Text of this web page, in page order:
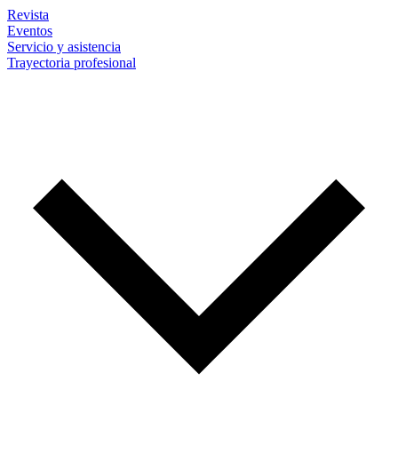
Revista
Eventos
Servicio y asistencia
Trayectoria profesional